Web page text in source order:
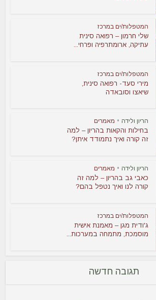
המטפלות/ים במרכז
שלי חרמון – רפואה סינית
עתיקה, ארומתרפיה ופרחי...
המטפלות/ים במרכז
מירי סעד- רפואה סינית,
שיאצו וסובאדה
הריון ולידה • מאמרים
בחילות והקאות בהריון – למה
זה קורה ואיך נתמודד איתן?
הריון ולידה • מאמרים
כאבי גב בהריון – למה זה
קורה לנו ואיך נטפל בהם?
המטפלות/ים במרכז
ג'ודית מגן – מאמנת אישית
מוסמכת, מתמחה במערכות...
תגובה חדשה